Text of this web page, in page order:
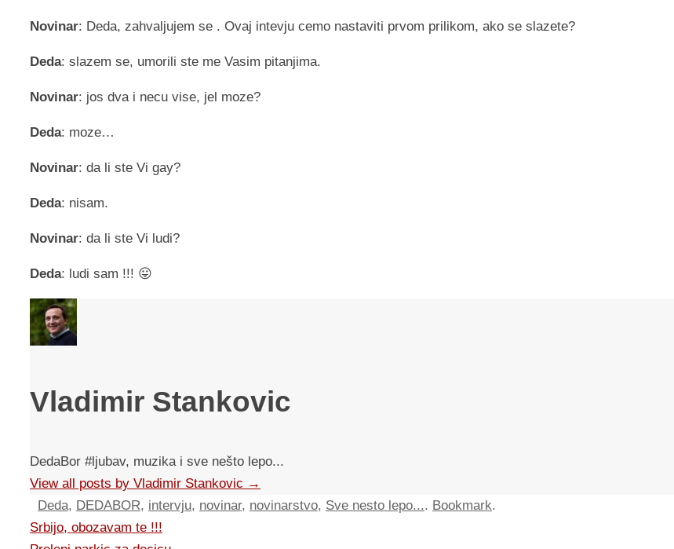
Novinar: Deda, zahvaljujem se . Ovaj intevju cemo nastaviti prvom prilikom, ako se slazete?
Deda: slazem se, umorili ste me Vasim pitanjima.
Novinar: jos dva i necu vise, jel moze?
Deda: moze…
Novinar: da li ste Vi gay?
Deda: nisam.
Novinar: da li ste Vi ludi?
Deda: ludi sam !!! 😛
Vladimir Stankovic
DedaBor #ljubav, muzika i sve nešto lepo...
View all posts by Vladimir Stankovic →
Deda, DEDABOR, intervju, novinar, novinarstvo, Sve nesto lepo.... Bookmark.
Srbijo, obozavam te !!!